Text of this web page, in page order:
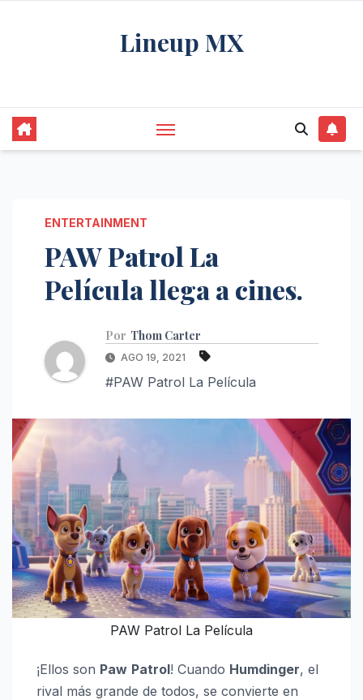
Lineup MX
ENTERTAINMENT
PAW Patrol La
Película llega a cines.
Por Thom Carter
AGO 19, 2021
#PAW Patrol La Película
PAW Patrol La Película
¡Ellos son Paw Patrol! Cuando Humdinger, el
rival más grande de todos, se convierte en